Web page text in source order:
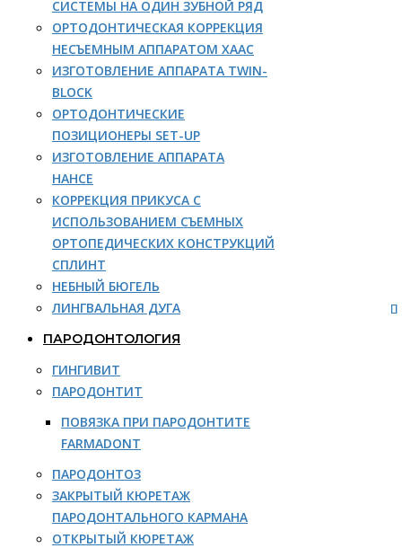
СИСТЕМЫ НА ОДИН ЗУБНОЙ РЯД
ОРТОДОНТИЧЕСКАЯ КОРРЕКЦИЯ
НЕСЪЕМНЫМ АППАРАТОМ ХААС
ИЗГОТОВЛЕНИЕ АППАРАТА TWIN-
BLOCK
ОРТОДОНТИЧЕСКИЕ
ПОЗИЦИОНЕРЫ SET-UP
ИЗГОТОВЛЕНИЕ АППАРАТА
НАНСЕ
КОРРЕКЦИЯ ПРИКУСА С
ИСПОЛЬЗОВАНИЕМ СЪЕМНЫХ
ОРТОПЕДИЧЕСКИХ КОНСТРУКЦИЙ
СПЛИНТ
НЕБНЫЙ БЮГЕЛЬ
ЛИНГВАЛЬНАЯ ДУГА
ПАРОДОНТОЛОГИЯ
ГИНГИВИТ
ПАРОДОНТИТ
ПОВЯЗКА ПРИ ПАРОДОНТИТЕ
FARMADONT
ПАРОДОНТОЗ
ЗАКРЫТЫЙ КЮРЕТАЖ
ПАРОДОНТАЛЬНОГО КАРМАНА
ОТКРЫТЫЙ КЮРЕТАЖ